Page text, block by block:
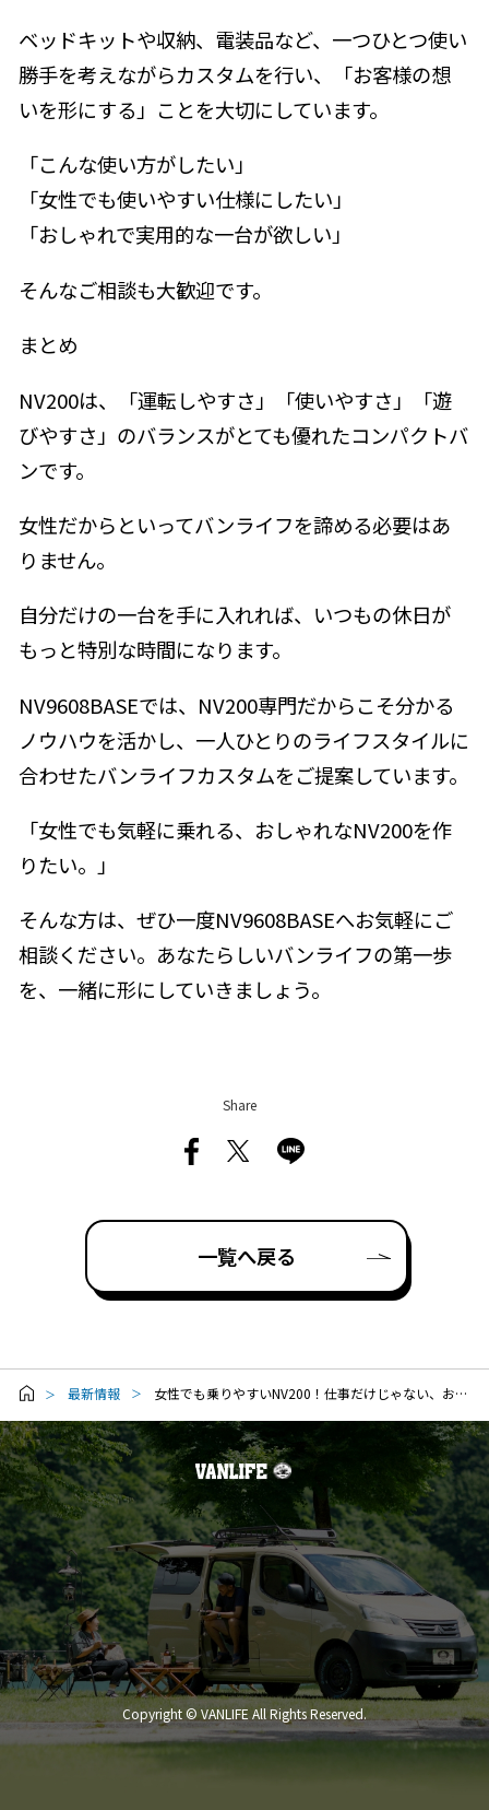
ベッドキットや収納、電装品など、一つひとつ使い
勝手を考えながらカスタムを行い、「お客様の想
いを形にする」ことを大切にしています。
「こんな使い方がしたい」
「女性でも使いやすい仕様にしたい」
「おしゃれで実用的な一台が欲しい」
そんなご相談も大歓迎です。
まとめ
NV200は、「運転しやすさ」「使いやすさ」「遊
びやすさ」のバランスがとても優れたコンパクトバ
ンです。
女性だからといってバンライフを諦める必要はあ
りません。
自分だけの一台を手に入れれば、いつもの休日が
もっと特別な時間になります。
NV9608BASEでは、NV200専門だからこそ分かる
ノウハウを活かし、一人ひとりのライフスタイルに
合わせたバンライフカスタムをご提案しています。
「女性でも気軽に乗れる、おしゃれなNV200を作
りたい。」
そんな方は、ぜひ一度NV9608BASEへお気軽にご
相談ください。あなたらしいバンライフの第一歩
を、一緒に形にしていきましょう。
Share
一覧へ戻る
最新情報 女性でも乗りやすいNV200！仕事だけじゃない、おしゃれなバンライフの新しい選択肢
Copyright © VANLIFE All Rights Reserved.